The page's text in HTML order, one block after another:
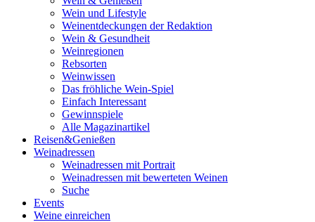
Wein und Lifestyle
Weinentdeckungen der Redaktion
Wein & Gesundheit
Weinregionen
Rebsorten
Weinwissen
Das fröhliche Wein-Spiel
Einfach Interessant
Gewinnspiele
Alle Magazinartikel
Reisen&Genießen
Weinadressen
Weinadressen mit Portrait
Weinadressen mit bewerteten Weinen
Suche
Events
Weine einreichen